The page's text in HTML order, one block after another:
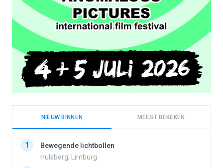
NIEUW BINNEN MEEST BEKEKEN
1
Bewegende lichtbollen
Hulsberg, Limburg